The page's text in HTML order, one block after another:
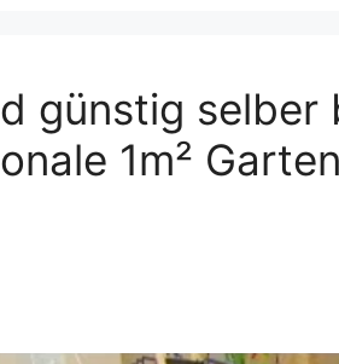
günstig selber
1m²